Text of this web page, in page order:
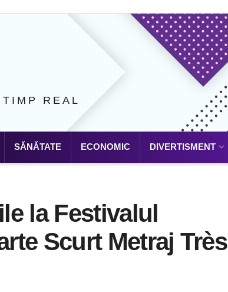
REAL
SĂNĂTATE ECONOMIC DIVERTISMENT
la Festivalul
Scurt Metraj Très